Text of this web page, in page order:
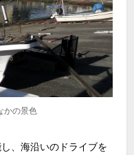
かの景色
、海沿いのドライブを